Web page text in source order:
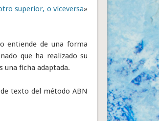
superior, o viceversa»
entiende de una forma
que ha realizado su
ficha adaptada.
texto del método ABN